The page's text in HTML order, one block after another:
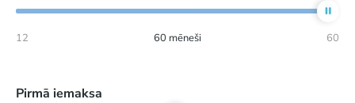
12 60 mēneši 60
Pirmā iemaksa